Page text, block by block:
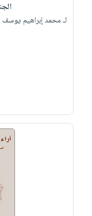
لـ محمد إبراهيم يوسف